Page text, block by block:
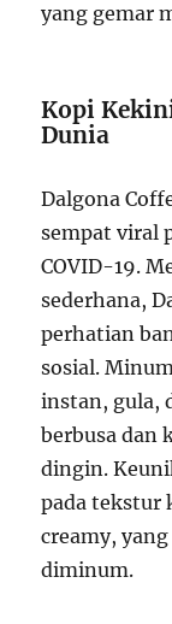
yang gemar
Kopi
Dunia
Dalgona
sempat viral
COVID-19.
sederhana,
perhatian
sosial.
instan, gula,
berbusa dan
dingin.
pada tekstur
creamy,
diminum.